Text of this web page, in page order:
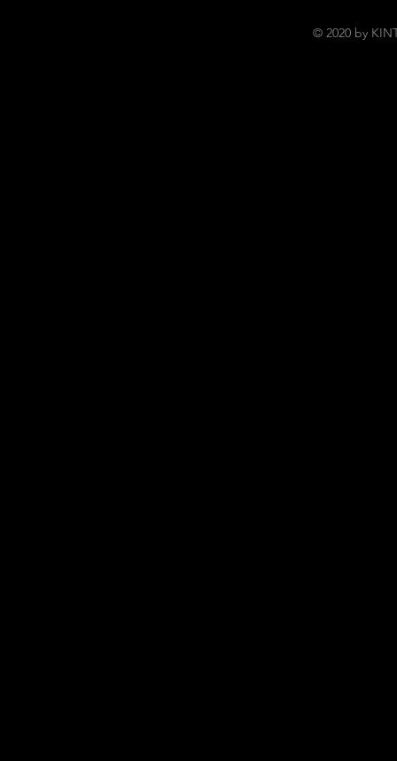
© 2020 by